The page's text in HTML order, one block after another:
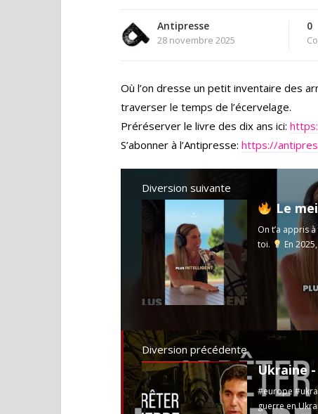
Antipresse
28 novembre 2025
0
Où l’on dresse un petit inventaire des
traverser le temps de l’écervelage.
Préréserver le livre des dix ans ici:
S’abonner à l’Antipresse: https://
Diversion suivante
Le
On t’a appris
toi.
En
Diversion précédente
#europe
guerre en